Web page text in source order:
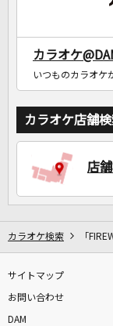
カラオケ
いつものカラオケ
カラオケ店舗
店
カラオケ検索 「
サイトマップ
お問い合わせ
DAM